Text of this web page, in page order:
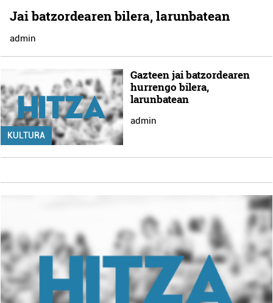
Jai batzordearen bilera, larunbatean
admin
KULTURA
Gazteen jai batzordearen
hurrengo bilera,
larunbatean
admin